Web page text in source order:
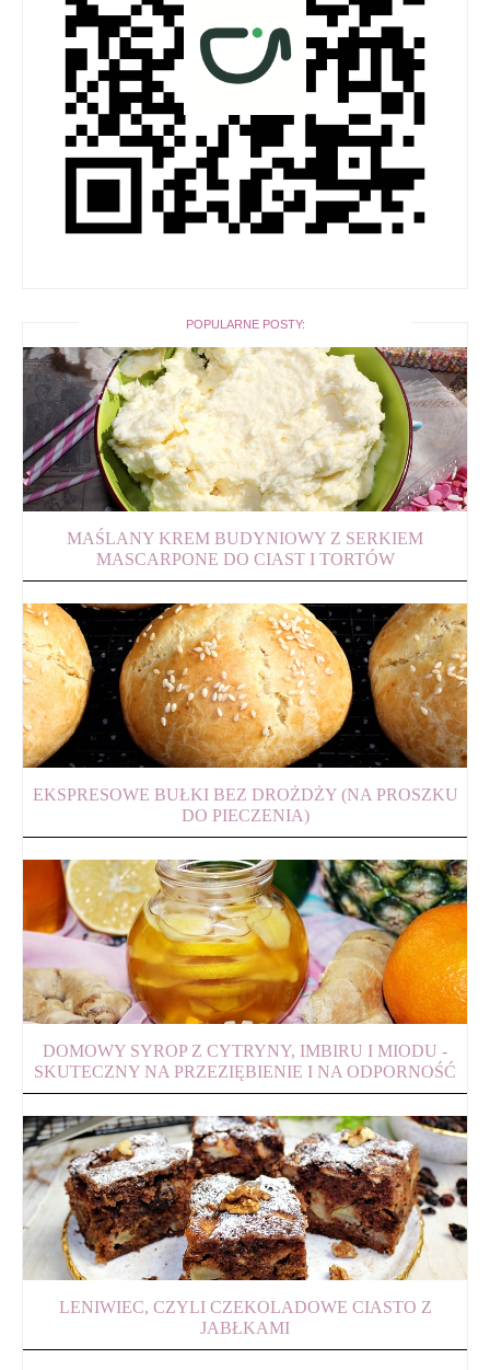
POPULARNE POSTY:
MAŚLANY KREM BUDYNIOWY Z SERKIEM
MASCARPONE DO CIAST I TORTÓW
EKSPRESOWE BUŁKI BEZ DROŻDŻY (NA PROSZKU
DO PIECZENIA)
DOMOWY SYROP Z CYTRYNY, IMBIRU I MIODU -
SKUTECZNY NA PRZEZIĘBIENIE I NA ODPORNOŚĆ
LENIWIEC, CZYLI CZEKOLADOWE CIASTO Z
JABŁKAMI